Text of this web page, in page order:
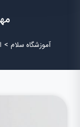
آموزشگاه سلام >